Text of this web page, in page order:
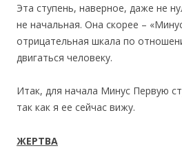
Эта ступень, наверное, даже не
не начальная. Она скорее –
отрицательная шкала по
двигаться человеку.
Итак, для начала Минус Первую
так как я ее сейчас вижу.
ЖЕРТВА